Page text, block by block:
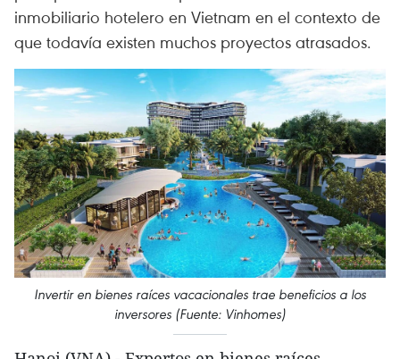
inmobiliario hotelero en Vietnam en el contexto de
que todavía existen muchos proyectos atrasados.
Invertir en bienes raíces vacacionales trae beneficios a los
inversores (Fuente: Vinhomes)